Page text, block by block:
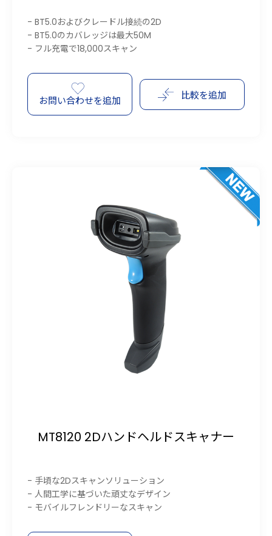
- BT5.0およびクレードル接続の2D
- BT5.0のカバレッジは最大50M
- フル充電で18,000スキャン
お問い合わせを追加 比較を追加
MT8120 2Dハンドヘルドスキャナー
- 手頃な2Dスキャンソリューション
- 人間工学に基づいた頑丈なデザイン
- モバイルフレンドリーなスキャン